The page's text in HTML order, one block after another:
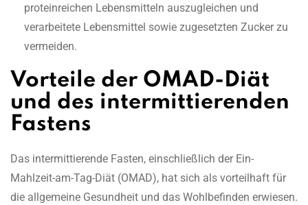
proteinreichen Lebensmitteln auszugleichen und
verarbeitete Lebensmittel sowie zugesetzten Zucker zu
vermeiden.
Vorteile der OMAD-Diät
und des intermittierenden
Fastens
Das intermittierende Fasten, einschließlich der Ein-
Mahlzeit-am-Tag-Diät (OMAD), hat sich als vorteilhaft für
die allgemeine Gesundheit und das Wohlbefinden erwiesen.